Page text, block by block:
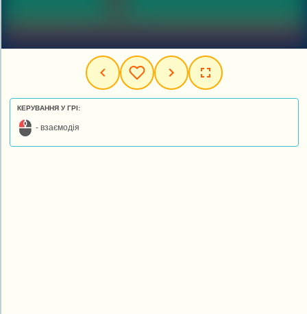
КЕРУВАННЯ У ГРІ:
- взаємодія